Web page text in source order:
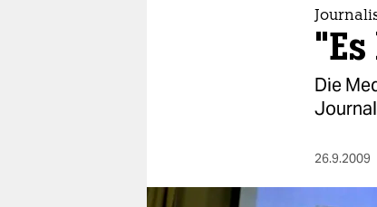
Die
26.9.2009